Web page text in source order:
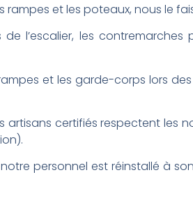
et les poteaux, nous le
l’escalier, les contremarches
et les garde-corps lors
certifiés respectent les
personnel est réinstallé à